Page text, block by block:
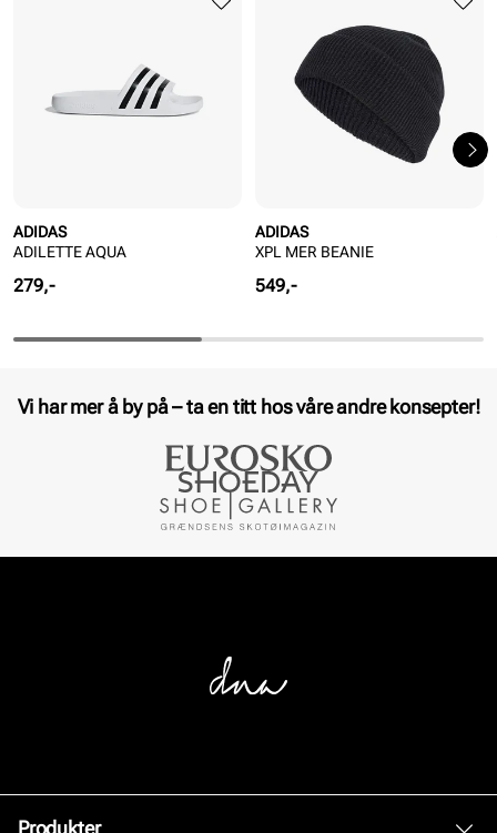
ADIDAS
ADILETTE AQUA
Pris
279,-
ADIDAS
XPL MER BEANIE
Pris
549,-
Vi har mer å by på – ta en titt hos våre andre konsepter!
Produkter